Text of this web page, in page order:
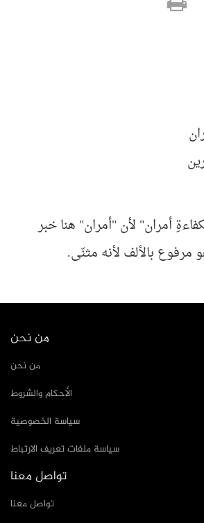
أمران" لأن "أمران" هنا خبر
مرفوع بالألف لأنه مثنّى.
من نحن
من نحن
الأحكام والشروط
سياسة الخصوصية
سياسة ملفات تعريف الارتباط
تواصل معنا
تواصل معنا